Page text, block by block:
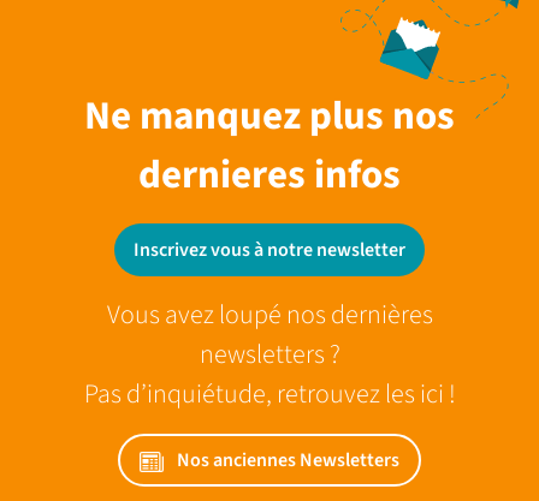
Ne manquez plus nos
dernieres infos
Inscrivez vous à notre newsletter
Vous avez loupé nos dernières
newsletters ?
Pas d’inquiétude, retrouvez les ici !
Nos anciennes Newsletters